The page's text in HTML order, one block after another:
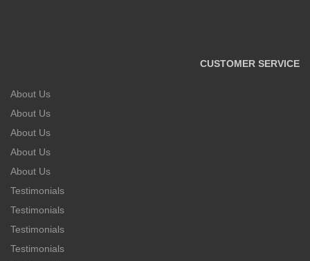
CUSTOMER SERVICE
About Us
About Us
About Us
About Us
About Us
Testimonials
Testimonials
Testimonials
Testimonials